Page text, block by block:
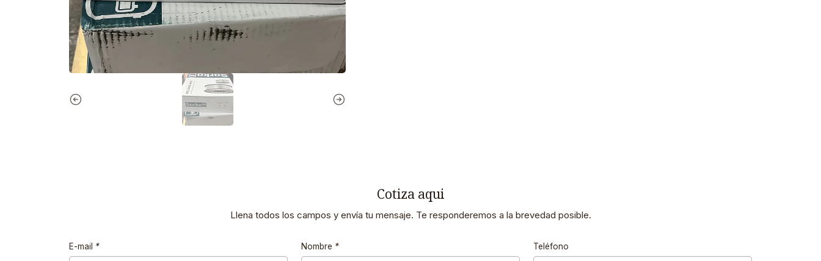
Cotiza aqui
Llena todos los campos y envía tu mensaje. Te responderemos a la brevedad posible.
E-mail * Nombre * Teléfono